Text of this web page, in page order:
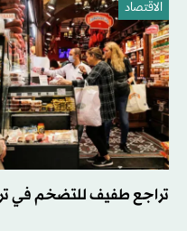
الاقتصاد
تراجع طفيف للتضخم في